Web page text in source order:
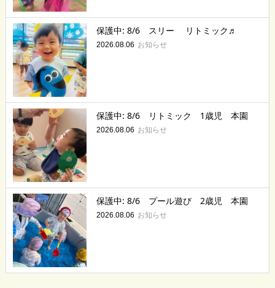
保護中: 8/6 スリー リトミック♬
2026.08.06 お知らせ
保護中: 8/6 リトミック 1歳児 本園
2026.08.06 お知らせ
保護中: 8/6 プール遊び 2歳児 本園
2026.08.06 お知らせ